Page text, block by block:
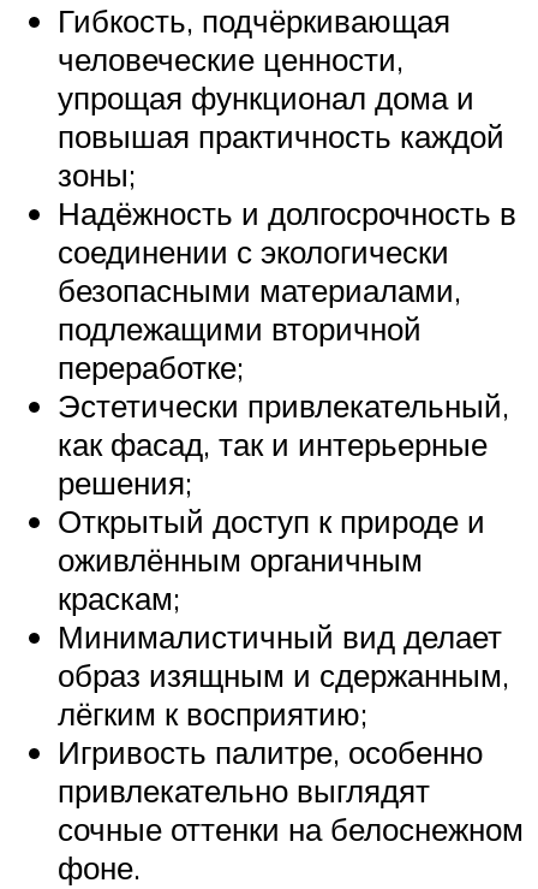
Гибкость, подчёркивающая
человеческие ценности,
упрощая функционал дома и
повышая практичность каждой
зоны;
Надёжность и долгосрочность в
соединении с экологически
безопасными материалами,
подлежащими вторичной
переработке;
Эстетически привлекательный,
как фасад, так и интерьерные
решения;
Открытый доступ к природе и
оживлённым органичным
краскам;
Минималистичный вид делает
образ изящным и сдержанным,
лёгким к восприятию;
Игривость палитре, особенно
привлекательно выглядят
сочные оттенки на белоснежном
фоне.